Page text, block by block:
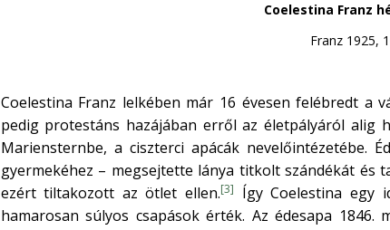
Coelestina Franz
Franz 1925,
Coelestina Franz lelkében már 16 évesen felébredt a
pedig protestáns hazájában erről az életpályáról alig
Mariensternbe, a ciszterci apácák nevelőintézetébe.
gyermekéhez – megsejtette lánya titkolt szándékát és
ezért tiltakozott az ötlet ellen.[3]
Így Coelestina egy
hamarosan súlyos csapások érték. Az édesapa